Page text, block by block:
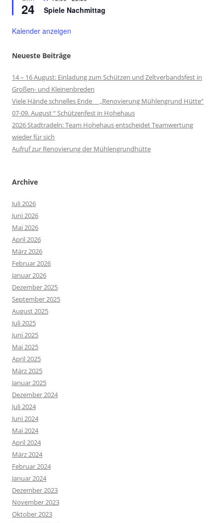
24 Spiele Nachmittag
Kalender anzeigen
Neueste Beiträge
14 – 16 August: Einladung zum Schützen und Zeltverbandsfest in
Großen- und Kleinenbreden
Viele Hände schnelles Ende „Renovierung Mühlengrund Hütte“
07-09. August “ Schützenfest in Hohehaus
2026 Stadtradeln: Team Hohehaus entscheidet Teamwertung
wieder für sich
Aufruf zur Renovierung der Mühlengrundhütte
Archive
Juli 2026
Juni 2026
Mai 2026
April 2026
März 2026
Februar 2026
Januar 2026
Dezember 2025
September 2025
August 2025
Juli 2025
Juni 2025
Mai 2025
April 2025
März 2025
Januar 2025
Dezember 2024
Juli 2024
Juni 2024
Mai 2024
April 2024
März 2024
Februar 2024
Januar 2024
Dezember 2023
November 2023
Oktober 2023